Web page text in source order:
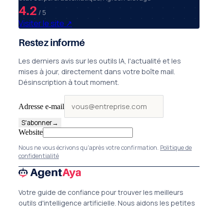
4.2 / 5
Visiter le site ↗
Restez informé
Les derniers avis sur les outils IA, l'actualité et les
mises à jour, directement dans votre boîte mail.
Désinscription à tout moment.
Adresse e-mail
S'abonner→
Website
Nous ne vous écrivons qu'après votre confirmation. Politique de
confidentialité
Votre guide de confiance pour trouver les meilleurs
outils d'intelligence artificielle. Nous aidons les petites